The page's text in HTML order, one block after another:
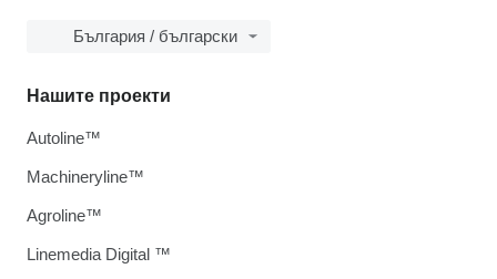
България / български
Нашите проекти
Autoline™
Machineryline™
Agroline™
Linemedia Digital ™